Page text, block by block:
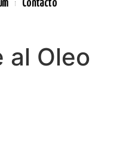
Contacto
al Oleo